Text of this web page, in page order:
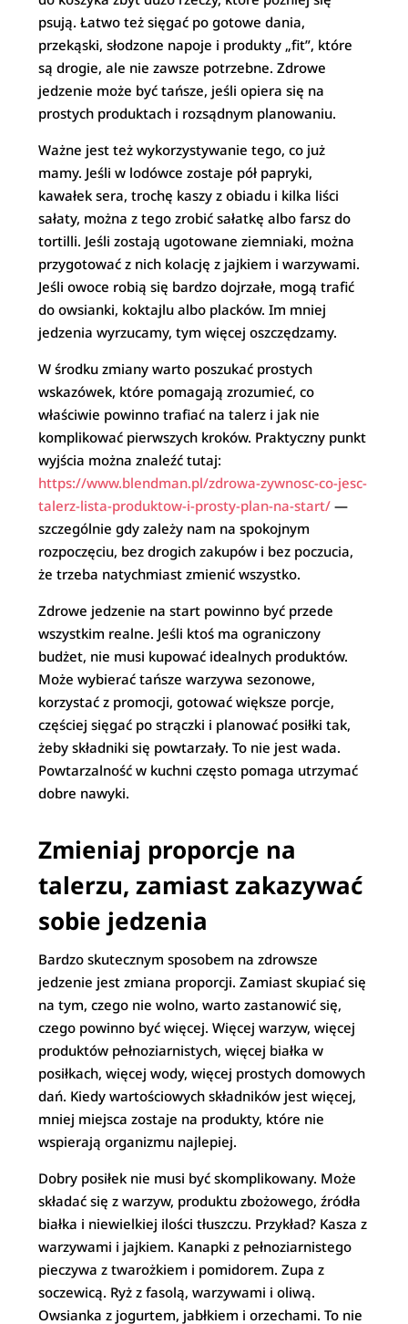
psują. Łatwo też sięgać po gotowe dania,
przekąski, słodzone napoje i produkty „fit”, które
są drogie, ale nie zawsze potrzebne. Zdrowe
jedzenie może być tańsze, jeśli opiera się na
prostych produktach i rozsądnym planowaniu.
Ważne jest też wykorzystywanie tego, co już
mamy. Jeśli w lodówce zostaje pół papryki,
kawałek sera, trochę kaszy z obiadu i kilka liści
sałaty, można z tego zrobić sałatkę albo farsz do
tortilli. Jeśli zostają ugotowane ziemniaki, można
przygotować z nich kolację z jajkiem i warzywami.
Jeśli owoce robią się bardzo dojrzałe, mogą trafić
do owsianki, koktajlu albo placków. Im mniej
jedzenia wyrzucamy, tym więcej oszczędzamy.
W środku zmiany warto poszukać prostych
wskazówek, które pomagają zrozumieć, co
właściwie powinno trafiać na talerz i jak nie
komplikować pierwszych kroków. Praktyczny punkt
wyjścia można znaleźć tutaj:
https://www.blendman.pl/zdrowa-zywnosc-co-jesc-
talerz-lista-produktow-i-prosty-plan-na-start/ —
szczególnie gdy zależy nam na spokojnym
rozpoczęciu, bez drogich zakupów i bez poczucia,
że trzeba natychmiast zmienić wszystko.
Zdrowe jedzenie na start powinno być przede
wszystkim realne. Jeśli ktoś ma ograniczony
budżet, nie musi kupować idealnych produktów.
Może wybierać tańsze warzywa sezonowe,
korzystać z promocji, gotować większe porcje,
częściej sięgać po strączki i planować posiłki tak,
żeby składniki się powtarzały. To nie jest wada.
Powtarzalność w kuchni często pomaga utrzymać
dobre nawyki.
Zmieniaj proporcje na
talerzu, zamiast zakazywać
sobie jedzenia
Bardzo skutecznym sposobem na zdrowsze
jedzenie jest zmiana proporcji. Zamiast skupiać się
na tym, czego nie wolno, warto zastanowić się,
czego powinno być więcej. Więcej warzyw, więcej
produktów pełnoziarnistych, więcej białka w
posiłkach, więcej wody, więcej prostych domowych
dań. Kiedy wartościowych składników jest więcej,
mniej miejsca zostaje na produkty, które nie
wspierają organizmu najlepiej.
Dobry posiłek nie musi być skomplikowany. Może
składać się z warzyw, produktu zbożowego, źródła
białka i niewielkiej ilości tłuszczu. Przykład? Kasza z
warzywami i jajkiem. Kanapki z pełnoziarnistego
pieczywa z twarożkiem i pomidorem. Zupa z
soczewicą. Ryż z fasolą, warzywami i oliwą.
Owsianka z jogurtem, jabłkiem i orzechami. To nie